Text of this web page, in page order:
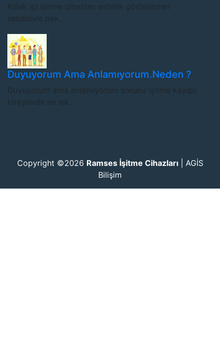
Kulak içi işitme cihazları estetik görünümleri
sebebiyle pek..
Duyuyorum Ama Anlamıyorum.Neden ?
Duyuyorum ama anlamıyorum sorunu işitme kayıplı
bireylerde en sık..
Copyright ©2026 Ramses İşitme Cihazları| AGİS
Bilişim